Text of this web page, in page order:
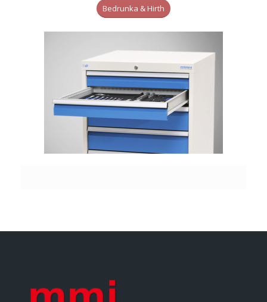
Bedrunka & Hirth